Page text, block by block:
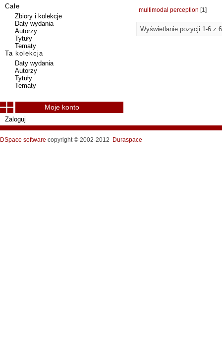
multimodal perception [1]
Wyświetlanie pozycji 1-6 z 6
Całe
Zbiory i kolekcje
Daty wydania
Autorzy
Tytuły
Tematy
Ta kolekcja
Daty wydania
Autorzy
Tytuły
Tematy
Moje konto
Zaloguj
DSpace software copyright © 2002-2012 Duraspace